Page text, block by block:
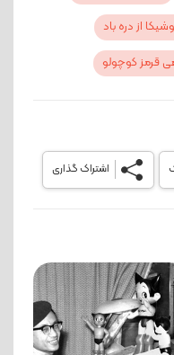
از دره باد
قرمز کوچولو
اشتراک گذاری